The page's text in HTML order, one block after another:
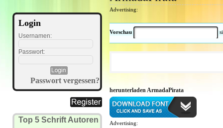
Login
Usernamen:
Passwort:
Passwort vergessen?
Top 5 Schrift Autoren
Advertising:
Vorschau
herunterladen ArmadaPirata
Advertising: